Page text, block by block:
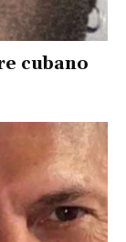
cubano